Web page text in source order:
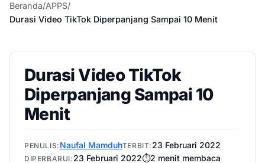
Beranda/APPS/
Durasi Video TikTok Diperpanjang Sampai 10 Menit
Durasi Video TikTok
Diperpanjang Sampai 10
Menit
PENULIS: Naufal MamduhTERBIT: 23 Februari 2022
DIPERBARUI: 23 Februari 2022⏱️2 menit membaca